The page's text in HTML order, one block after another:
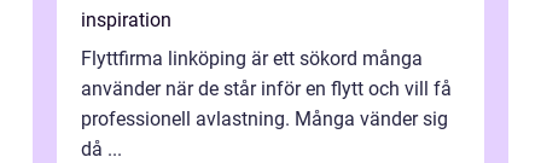
inspiration
Flyttfirma linköping är ett sökord många
använder när de står inför en flytt och vill få
professionell avlastning. Många vänder sig
då ...